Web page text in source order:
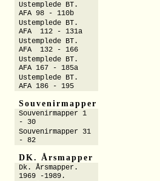
Ustemplede BT.
AFA 98 - 110b
Ustemplede BT.
AFA 112 - 131a
Ustemplede BT.
AFA 132 - 166
Ustemplede BT.
AFA 167 - 185a
Ustemplede BT.
AFA 186 - 195
Souvenirmapper
Souvenirmapper 1
- 30
Souvenirmapper 31
- 82
DK. Årsmapper
Dk. Årsmapper.
1969 -1989.